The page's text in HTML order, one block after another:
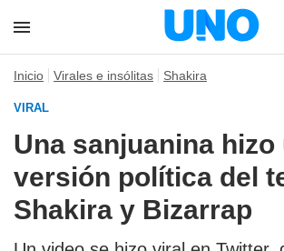
Inicio Virales e insólitas Shakira
VIRAL
Una sanjuanina hizo
versión política del
Shakira y Bizarrap